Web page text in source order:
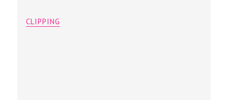
CLIPPING